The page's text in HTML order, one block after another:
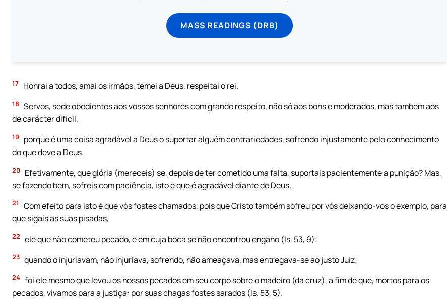
MASS READINGS (DRB)
17 Honrai a todos, amai os irmãos, temei a Deus, respeitai o rei.
18 Servos, sede obedientes aos vossos senhores com grande respeito, não só aos bons e moderados, mas também aos
de carácter difícil,
19
porque é uma coisa agradável a Deus o suportar alguém contrariedades, sofrendo injustamente pelo conhecimento
do que deve a Deus.
20 Efetivamente, que glória (mereceis) se, depois de ter cometido uma falta, suportais pacientemente a punição? Mas,
se fazendo bem, sofreis com paciência, isto é que é agradável diante de Deus.
21
Com efeito para isto é que vós fostes chamados, pois que Cristo também sofreu por vós deixando-vos o exemplo, para
que sigais as suas pisadas,
22 ele que não cometeu pecado, e em cuja boca se não encontrou engano (Is. 53, 9);
23 quando o injuriavam, não injuriava, sofrendo, não ameaçava, mas entregava-se ao justo Juiz;
24 foi ele mesmo que levou os nossos pecados em seu corpo sobre o madeiro (da cruz), a fim de que, mortos para os
pecados, vivamos para a justiça: por suas chagas fostes sarados (Is. 53, 5).